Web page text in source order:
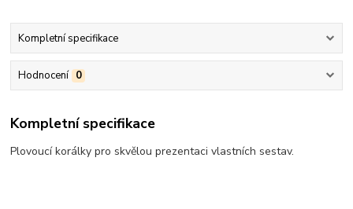
Kompletní specifikace
Hodnocení 0
Kompletní specifikace
Plovoucí korálky pro skvělou prezentaci vlastních sestav.